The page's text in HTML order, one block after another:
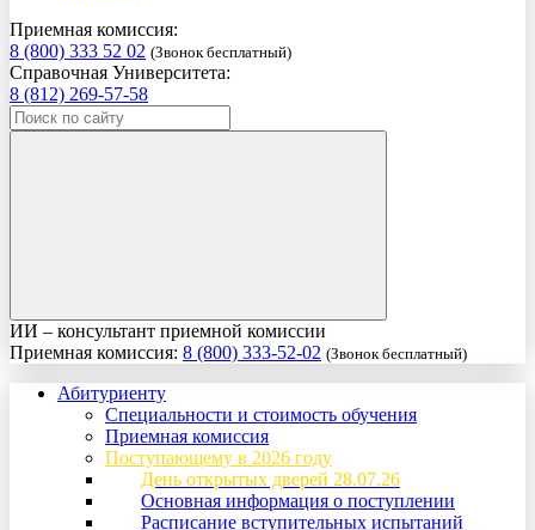
Приемная комиссия:
8 (800) 333 52 02 (Звонок бесплатный)
Справочная Университета:
8 (812) 269-57-58
ИИ – консультант приемной комиссии
Приемная комиссия: 8 (800) 333-52-02 (Звонок бесплатный)
Абитуриенту
Специальности и стоимость обучения
Приемная комиссия
Поступающему в 2026 году
День открытых дверей 28.07.26
Основная информация о поступлении
Расписание вступительных испытаний